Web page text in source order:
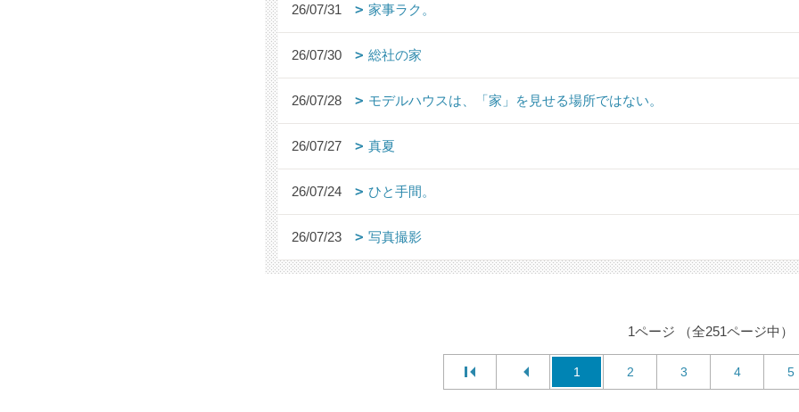
26/07/31 家事ラク。
26/07/30 総社の家
26/07/28 モデルハウスは、「家」を見せる場所ではない。
26/07/27 真夏
26/07/24 ひと手間。
26/07/23 写真撮影
1ページ （全251ページ中）
1 2 3 4 5